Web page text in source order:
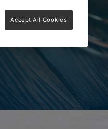
Accept All Cookies